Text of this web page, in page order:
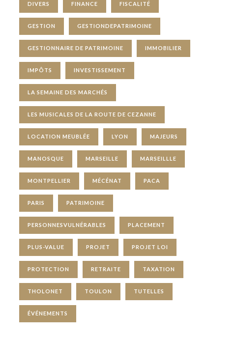
DIVERS FINANCE FISCALITÉ
GESTION GESTIONDEPATRIMOINE
GESTIONNAIRE DE PATRIMOINE IMMOBILIER
IMPÔTS INVESTISSEMENT
LA SEMAINE DES MARCHÉS
LES MUSICALES DE LA ROUTE DE CEZANNE
LOCATION MEUBLÉE LYON MAJEURS
MANOSQUE MARSEILLE MARSEILLLE
MONTPELLIER MÉCÉNAT PACA
PARIS PATRIMOINE
PERSONNESVULNÉRABLES PLACEMENT
PLUS-VALUE PROJET PROJET LOI
PROTECTION RETRAITE TAXATION
THOLONET TOULON TUTELLES
ÉVÉNEMENTS